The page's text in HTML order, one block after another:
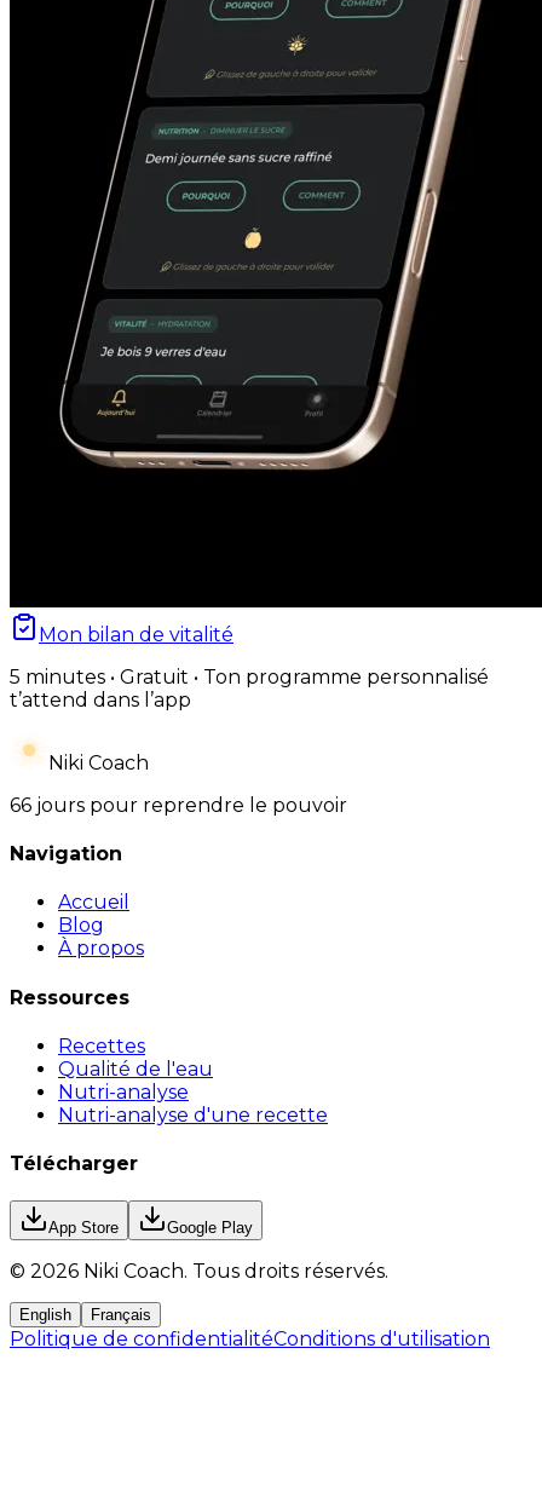
Mon bilan de vitalité
5 minutes • Gratuit • Ton programme personnalisé
t’attend dans l’app
Niki Coach
66 jours pour reprendre le pouvoir
Navigation
Accueil
Blog
À propos
Ressources
Recettes
Qualité de l'eau
Nutri-analyse
Nutri-analyse d'une recette
Télécharger
App Store Google Play
© 2026 Niki Coach. Tous droits réservés.
English Français
Politique de confidentialitéConditions d'utilisation